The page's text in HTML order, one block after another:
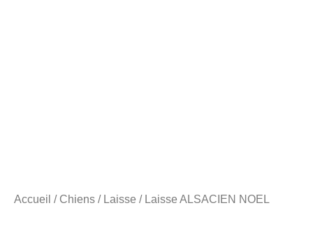
Accueil / Chiens / Laisse / Laisse ALSACIEN NOEL